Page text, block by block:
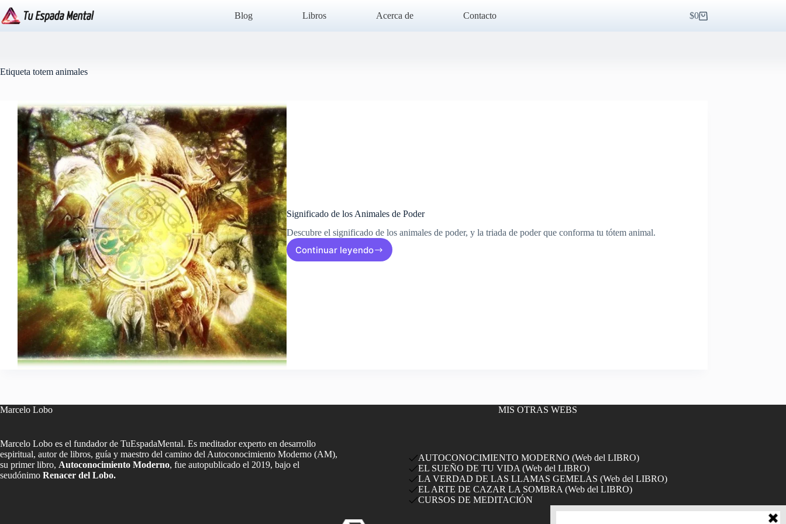
al
contenido
Blog Libros Acerca de Contacto
Carro
$0
Etiqueta totem animales
Significado de los Animales de Poder
Descubre el significado de los animales de poder, y la triada de poder que conforma tu tótem animal.
Continuar leyendo
Significado
Marcelo Lobo
Marcelo Lobo es el fundador de TuEspadaMental. Es meditador experto en desarrollo
espiritual, autor de libros, guía y maestro del camino del Autoconocimiento Moderno (AM),
su primer libro, Autoconocimiento Moderno, fue autopublicado el 2019, bajo el
seudónimo Renacer del Lobo.
MIS OTRAS WEBS
AUTOCONOCIMIENTO MODERNO (Web del LIBRO)
EL SUEÑO DE TU VIDA (Web del LIBRO)
LA VERDAD DE LAS LLAMAS GEMELAS (Web del LIBRO)
EL ARTE DE CAZAR LA SOMBRA (Web del LIBRO)
CURSOS DE MEDITACIÓN